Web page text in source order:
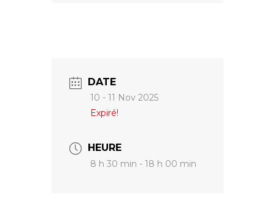
DATE
10 - 11 Nov 2025
Expiré!
HEURE
8 h 30 min - 18 h 00 min